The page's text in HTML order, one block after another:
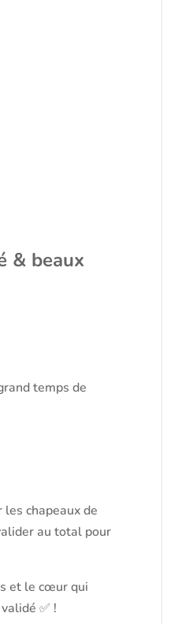
& beaux
temps de
chapeaux de
au total pour
et le cœur qui
✅ !